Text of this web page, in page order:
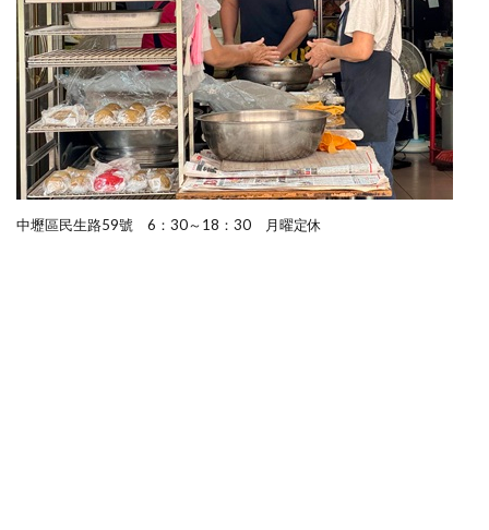
中壢區民生路59號 6：30～18：30 月曜定休